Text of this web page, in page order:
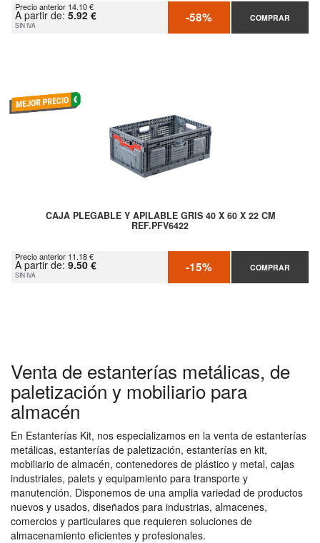
Precio anterior 14.10 €
A partir de: 5.92 €
SIN IVA -58% COMPRAR
CAJA PLEGABLE Y APILABLE GRIS 40 X 60 X 22 CM
REF.PFV6422
Precio anterior 11.18 €
A partir de: 9.50 €
SIN IVA -15% COMPRAR
Venta de estanterías metálicas, de
paletización y mobiliario para
almacén
En Estanterías Kit, nos especializamos en la venta de estanterías
metálicas, estanterías de paletización, estanterías en kit,
mobiliario de almacén, contenedores de plástico y metal, cajas
industriales, palets y equipamiento para transporte y
manutención. Disponemos de una amplia variedad de productos
nuevos y usados, diseñados para industrias, almacenes,
comercios y particulares que requieren soluciones de
almacenamiento eficientes y profesionales.